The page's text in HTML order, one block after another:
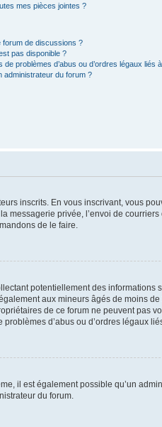
mes pièces jointes ?
forum de discussions ?
pas disponible ?
problèmes d’abus ou d’ordres légaux liés
administrateur du forum ?
inscrits. En vous inscrivant, vous
messagerie privée, l’envoi de
de le faire.
potentiellement des informations
aux mineurs âgés de moins de
de ce forum ne peuvent pas
d’abus ou d’ordres légaux
il est également possible qu’un
du forum.